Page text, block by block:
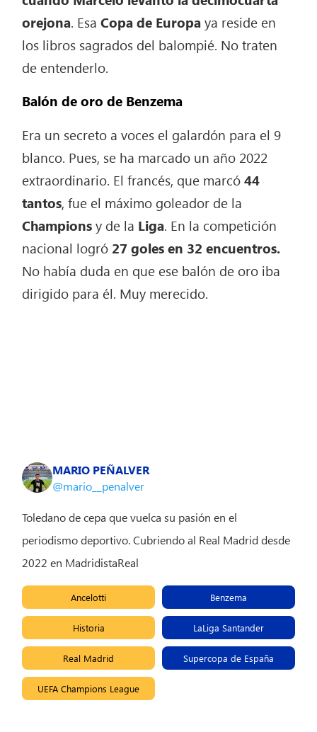
orejona. EsaCopa de Europaya reside en
los libros sagrados del balompié. No traten
de entenderlo.
Balón de oro de Benzema
Era un secreto a voces el galardón para el 9
blanco. Pues, se ha marcado un año 2022
extraordinario. El francés, que marcó44
tantos, fue el máximo goleador de la
Championsy de la Liga. En la competición
nacional logró 27 goles en 32 encuentros.
No había duda en que ese balón de oro iba
dirigido para él. Muy merecido.
MARIO PEÑALVER
@mario__penalver
Toledano de cepa que vuelca su pasión en el
periodismo deportivo. Cubriendo al Real Madrid desde
2022 en MadridistaReal
Ancelotti Benzema
Historia LaLiga Santander
Real Madrid Supercopa de España
UEFA Champions League